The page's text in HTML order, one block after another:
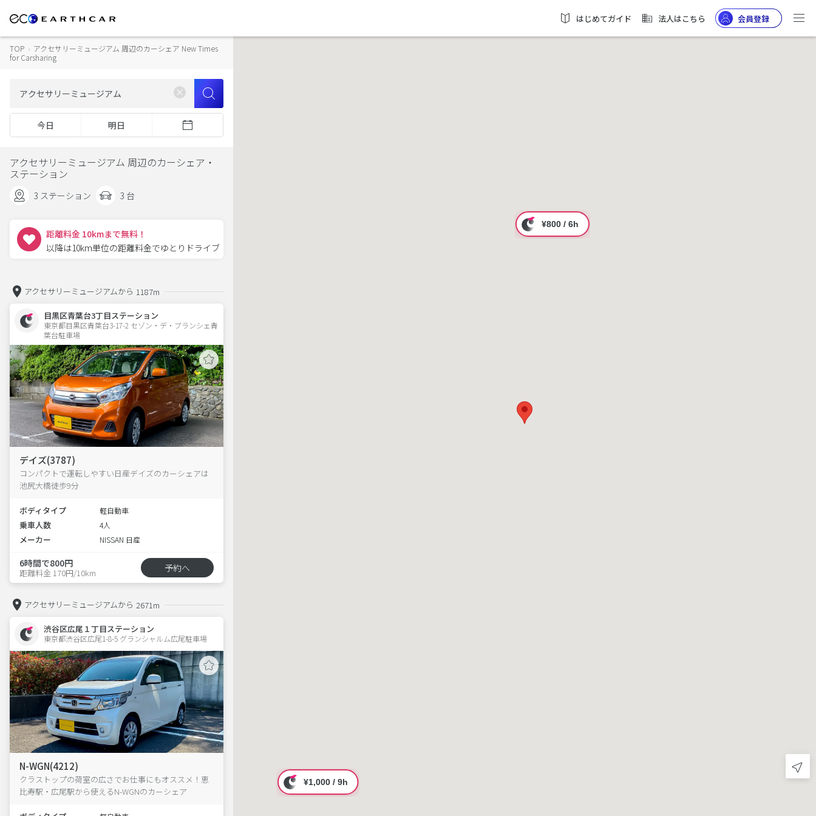
はじめてガイド 法人はこちら 会員登録
TOP › アクセサリーミュージアム 周辺のカーシェア New Times
for Carsharing
今日 明日
アクセサリーミュージアム 周辺のカーシェア・
ステーション
3 ステーション 3 台
距離料金 10kmまで無料！
以降は10km単位の距離料金でゆとりドライブ
アクセサリーミュージアムから 1187m
目黒区青葉台3丁目ステーション
東京都目黒区青葉台3-17-2 セゾン・デ・ブランシェ青
葉台駐車場
デイズ(3787)
コンパクトで運転しやすい日産デイズのカーシェアは
池尻大橋徒歩9分
ボディタイプ 軽自動車
乗車人数 4人
メーカー NISSAN 日産
6時間で800円
距離料金 170円/10km 予約へ
アクセサリーミュージアムから 2671m
渋谷区広尾１丁目ステーション
東京都渋谷区広尾1-8-5 グランシャルム広尾駐車場
N-WGN(4212)
クラストップの荷室の広さでお仕事にもオススメ！恵
比寿駅・広尾駅から使えるN-WGNのカーシェア